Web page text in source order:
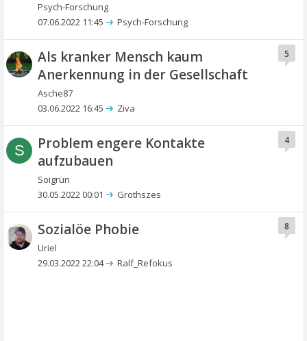
Psych-Forschung
07.06.2022 11:45 Psych-Forschung
Als kranker Mensch kaum
Anerkennung in der Gesellschaft
Asche87
5
03.06.2022 16:45 Ziva
S
Problem engere Kontakte
aufzubauen
Soigrün
4
30.05.2022 00:01 Grothszes
Sozialöe Phobie
Uriel
8
29.03.2022 22:04 Ralf_Refokus